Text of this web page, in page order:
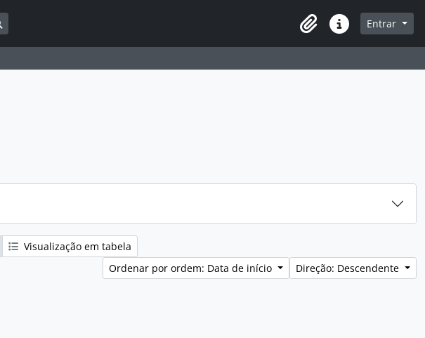
Busque na página de navegação
Área de transferência
Ligações rápidas
Entrar
Visualização em tabela
Ordenar por ordem: Data de início
Direção: Descendente